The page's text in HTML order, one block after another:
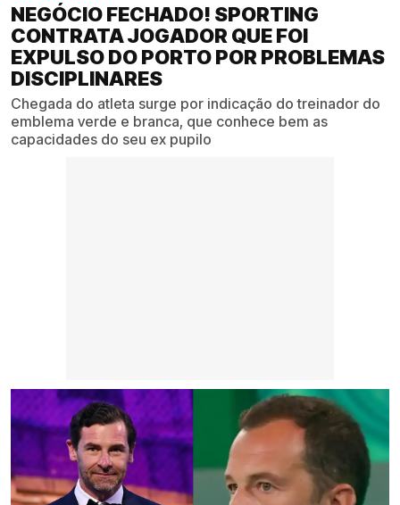
NEGÓCIO FECHADO! SPORTING
CONTRATA JOGADOR QUE FOI
EXPULSO DO PORTO POR PROBLEMAS
DISCIPLINARES
Chegada do atleta surge por indicação do treinador do
emblema verde e branca, que conhece bem as
capacidades do seu ex pupilo